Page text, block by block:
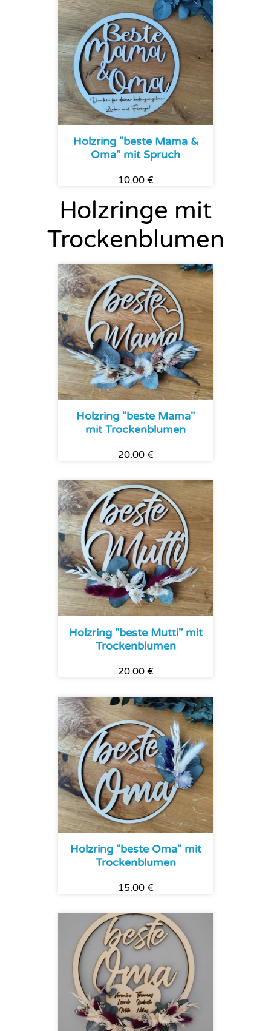
Holzring "beste Mama &
Oma" mit Spruch
10.00 €
Holzringe mit
Trockenblumen
Holzring "beste Mama"
mit Trockenblumen
20.00 €
Holzring "beste Mutti" mit
Trockenblumen
20.00 €
Holzring "beste Oma" mit
Trockenblumen
15.00 €